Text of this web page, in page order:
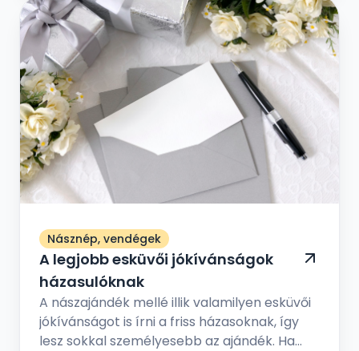
Násznép, vendégek
A legjobb esküvői jókívánságok
házasulóknak
A nászajándék mellé illik valamilyen esküvői
jókívánságot is írni a friss házasoknak, így
lesz sokkal személyesebb az ajándék. Ha